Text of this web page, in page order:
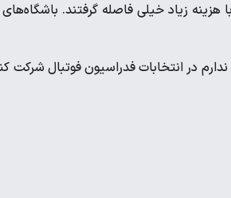
زیاد خیلی فاصله گرفتند.
در انتخابات فدراسیون فوتبال شرکت